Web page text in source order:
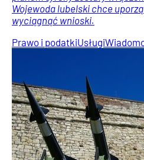
Wojewoda lubelski chce
wyciągnąć wnioski.
Prawo i podatkiUsługi